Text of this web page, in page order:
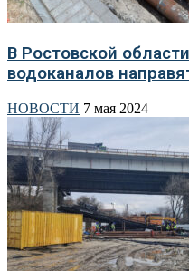
В Ростовской
водоканалов
НОВОСТИ 7 мая 2024